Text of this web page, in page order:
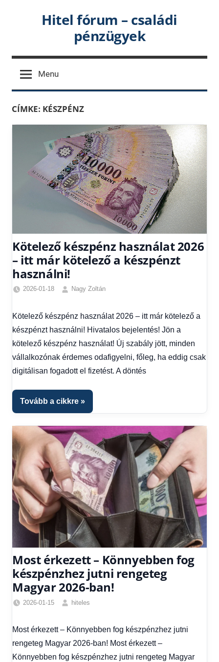
Hitel fórum – családi
pénzügyek
Menu
CÍMKE: KÉSZPÉNZ
Kötelező készpénz használat 2026
– itt már kötelező a készpénzt
használni!
2026-01-18
Nagy Zoltán
hírek,
Gazdaság,
Hírek,
Hírek
kézből,
Kötelező készpénz használat 2026 – itt már kötelező a
készpénzt használni! Hivatalos bejelentés! Jön a
kötelező készpénz használat! Új szabály jött, minden
vállalkozónak érdemes odafigyelni, főleg, ha eddig csak
digitálisan fogadott el fizetést. A döntés
Tovább a cikkre
Most érkezett – Könnyebben fog
készpénzhez jutni rengeteg
Magyar 2026-ban!
2026-01-15
hiteles
Gazdaság ,
Hírek,
Hírek
Most érkezett – Könnyebben fog készpénzhez jutni
rengeteg Magyar 2026-ban! Most érkezett –
Könnyebben fog készpénzhez jutni rengeteg Magyar